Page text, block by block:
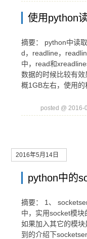
使用python
摘要： python中读
d，readline，
中，read和
数据的时候比较有
概1GB左右，使用的
posted @ 2016-
2016年5月14日
python中的
摘要： 1、
中，实用socket模
如果加入其它的模
到的介绍下